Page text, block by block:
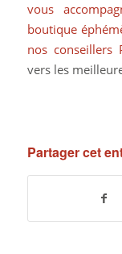
vous
boutique
nos conseillers
vers les
Partager cet